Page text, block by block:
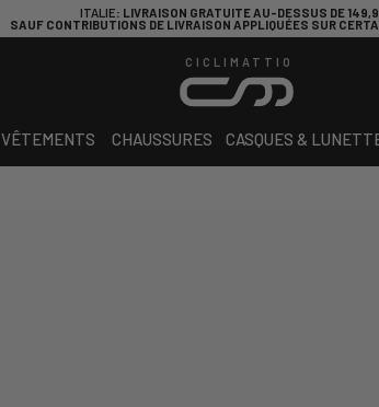
ITALIE: LIVRAISON GRATUITE AU-DESSUS DE
SAUF CONTRIBUTIONS DE LIVRAISON APPLIQUÉES SUR
CICLIMATTIO
VÊTEMENTS CHAUSSURES CASQUES &